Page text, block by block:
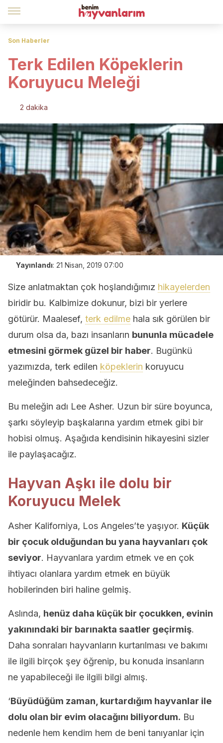
Son Haberler
Terk Edilen Köpeklerin
Koruyucu Meleği
2 dakika
Yayınlandı: 21 Nisan, 2019 07:00
Size anlatmaktan çok hoşlandığımız hikayelerden
biridir bu. Kalbimize dokunur, bizi bir yerlere
götürür. Maalesef, terk edilme hala sık görülen bir
durum olsa da, bazı insanların bununla mücadele
etmesini görmek güzel bir haber. Bugünkü
yazımızda, terk edilen köpeklerin koruyucu
meleğinden bahsedeceğiz.
Bu meleğin adı Lee Asher. Uzun bir süre boyunca,
şarkı söyleyip başkalarına yardım etmek gibi bir
hobisi olmuş. Aşağıda kendisinin hikayesini sizler
ile paylaşacağız.
Hayvan Aşkı ile dolu bir
Koruyucu Melek
Asher Kaliforniya, Los Angeles’te yaşıyor. Küçük
bir çocuk olduğundan bu yana hayvanları çok
seviyor. Hayvanlara yardım etmek ve en çok
ihtiyacı olanlara yardım etmek en büyük
hobilerinden biri haline gelmiş.
Aslında, henüz daha küçük bir çocukken, evinin
yakınındaki bir barınakta saatler geçirmiş.
Daha sonraları hayvanların kurtarılması ve bakımı
ile ilgili birçok şey öğrenip, bu konuda insanların
ne yapabileceği ile ilgili bilgi almış.
‘Büyüdüğüm zaman, kurtardığım hayvanlar ile
dolu olan bir evim olacağını biliyordum. Bu
nedenle hem kendim hem de beni tanıyanlar için